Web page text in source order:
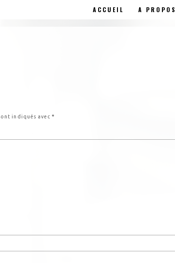
ACCUEIL A PROPOS
indiqués avec*